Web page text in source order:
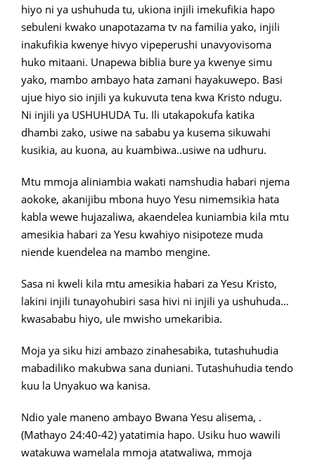
hiyo ni ya ushuhuda tu, ukiona injili imekufikia hapo
sebuleni kwako unapotazama tv na familia yako, injili
inakufikia kwenye hivyo vipeperushi unavyovisoma
huko mitaani. Unapewa biblia bure ya kwenye simu
yako, mambo ambayo hata zamani hayakuwepo. Basi
ujue hiyo sio injili ya kukuvuta tena kwa Kristo ndugu.
Ni injili ya USHUHUDA Tu. Ili utakapokufa katika
dhambi zako, usiwe na sababu ya kusema sikuwahi
kusikia, au kuona, au kuambiwa..usiwe na udhuru.
Mtu mmoja aliniambia wakati namshudia habari njema
aokoke, akanijibu mbona huyo Yesu nimemsikia hata
kabla wewe hujazaliwa, akaendelea kuniambia kila mtu
amesikia habari za Yesu kwahiyo nisipoteze muda
niende kuendelea na mambo mengine.
Sasa ni kweli kila mtu amesikia habari za Yesu Kristo,
lakini injili tunayohubiri sasa hivi ni injili ya ushuhuda…
kwasababu hiyo, ule mwisho umekaribia.
Moja ya siku hizi ambazo zinahesabika, tutashuhudia
mabadiliko makubwa sana duniani. Tutashuhudia tendo
kuu la Unyakuo wa kanisa.
Ndio yale maneno ambayo Bwana Yesu alisema, .
(Mathayo 24:40-42) yatatimia hapo. Usiku huo wawili
watakuwa wamelala mmoja atatwaliwa, mmoja